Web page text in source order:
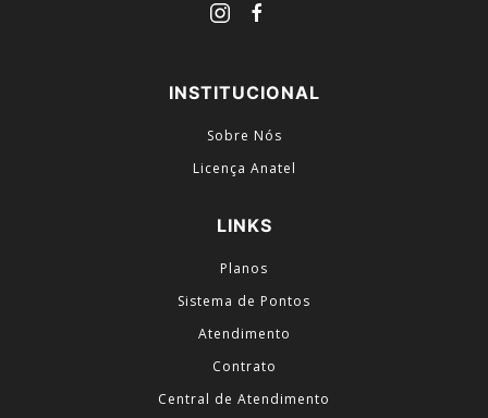
INSTITUCIONAL
Sobre Nós
Licença Anatel
LINKS
Planos
Sistema de Pontos
Atendimento
Contrato
Central de Atendimento